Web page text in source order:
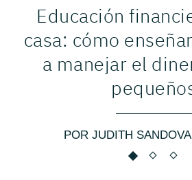
Educación
casa: cómo
a manejar el
POR JUDITH